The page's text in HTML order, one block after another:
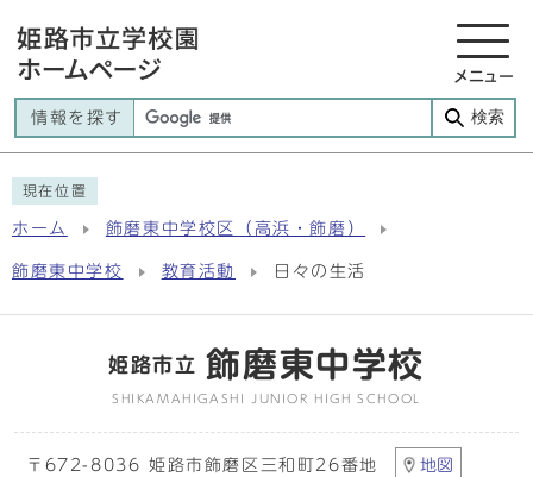
メニュー
情報を探す 検索
現在位置
ホーム 飾磨東中学校区（高浜・飾磨）
飾磨東中学校 教育活動 日々の生活
姫路市立 飾磨東中学校
SHIKAMAHIGASHI JUNIOR HIGH SCHOOL
〒672-8036 姫路市飾磨区三和町26番地 地図